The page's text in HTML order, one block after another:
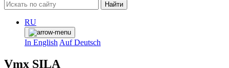
Найти
RU
In English Auf Deutsch
Vmx SILA